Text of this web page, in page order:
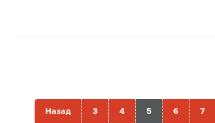
Назад 3 4 5 6 7